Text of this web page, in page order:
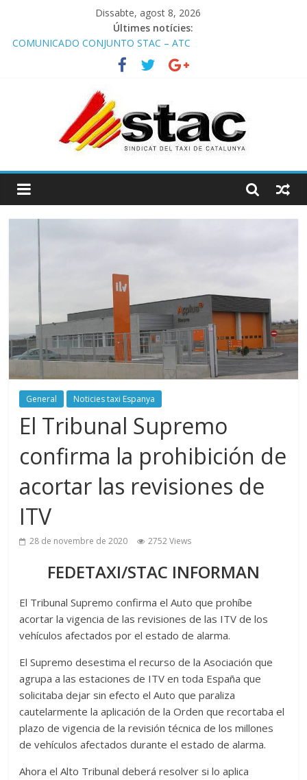
Dissabte, agost 8, 2026
Últimes notícies:
COMUNICADO CONJUNTO STAC – ATC
Comunicado STAC/ ATC de la reunión con los Mossos d
‘Esquadra del aeropuerto de Barcelona.
Programa de Radio TAXI LIBRE 29.07.2026 en COOLTURA FM.
STAC/ATC SOLICITAN TAULA TÈCNICA PARA MEJORAR LA
OPERATIVA DE ENTRADA EN EL PUERTO DE BARCELONA.
Programa de Radio TAXI LIBRE 22.07.2026 en COOLTURA FM.
General Noticies taxi Espanya
El Tribunal Supremo
confirma la prohibición de
acortar las revisiones de
ITV
28 de novembre de 2020 2752 Views
FEDETAXI/STAC INFORMAN
El Tribunal Supremo confirma el Auto que prohíbe
acortar la vigencia de las revisiones de las ITV de los
vehículos afectados por el estado de alarma.
El Supremo desestima el recurso de la Asociación que
agrupa a las estaciones de ITV en toda España que
solicitaba dejar sin efecto el Auto que paraliza
cautelarmente la aplicación de la Orden que recortaba el
plazo de vigencia de la revisión técnica de los millones
de vehículos afectados durante el estado de alarma.
Ahora el Alto Tribunal deberá resolver si lo aplica